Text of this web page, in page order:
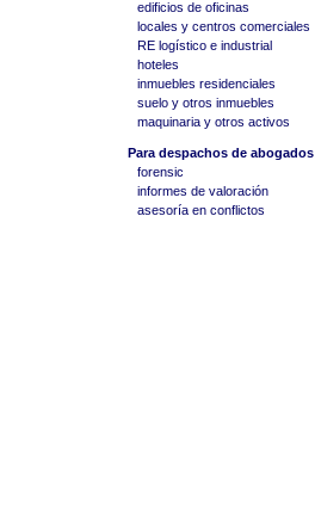
edificios de oficinas
locales y centros comerciales
RE logístico e industrial
hoteles
inmuebles residenciales
suelo y otros inmuebles
maquinaria y otros activos
Para despachos de abogados
forensic
informes de valoración
asesoría en conflictos